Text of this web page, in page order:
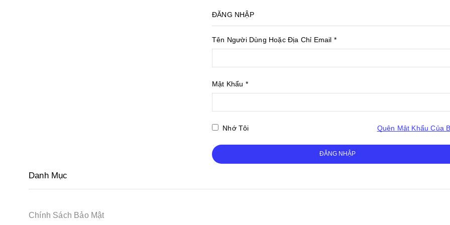
ĐĂNG NHẬP
Tên Người Dùng Hoặc Địa Chỉ Email *
Mật Khẩu *
Nhớ Tôi Quên Mật Khẩu Của
ĐĂNG NHẬP
Danh Mục
Chính Sách Bảo Mật